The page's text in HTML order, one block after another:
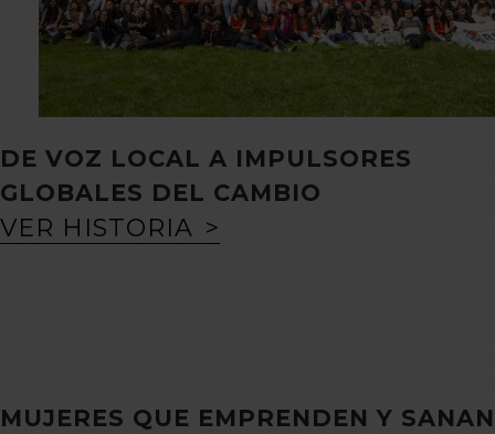
DE VOZ LOCAL A IMPULSORES
GLOBALES DEL CAMBIO
VER HISTORIA
MUJERES QUE EMPRENDEN Y SANAN